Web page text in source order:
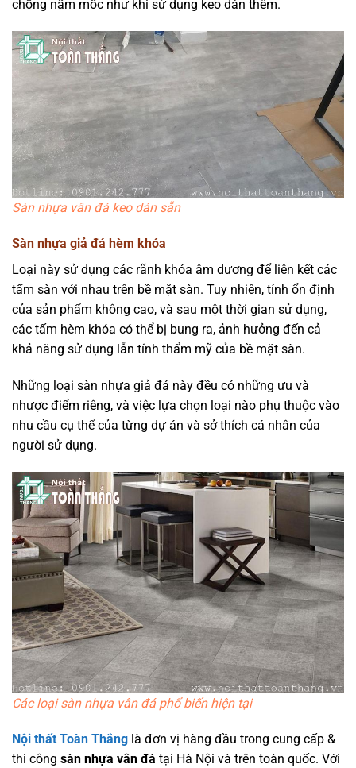
chống nấm mốc như khi sử dụng keo dán thêm.
Sàn nhựa vân đá keo dán sẵn
Sàn nhựa giả đá hèm khóa
Loại này sử dụng các rãnh khóa âm dương để liên kết các
tấm sàn với nhau trên bề mặt sàn. Tuy nhiên, tính ổn định
của sản phẩm không cao, và sau một thời gian sử dụng,
các tấm hèm khóa có thể bị bung ra, ảnh hưởng đến cả
khả năng sử dụng lẫn tính thẩm mỹ của bề mặt sàn.
Những loại sàn nhựa giả đá này đều có những ưu và
nhược điểm riêng, và việc lựa chọn loại nào phụ thuộc vào
nhu cầu cụ thể của từng dự án và sở thích cá nhân của
người sử dụng.
Các loại sàn nhựa vân đá phổ biến hiện tại
Nội thất Toàn Thắng là đơn vị hàng đầu trong cung cấp &
thi công sàn nhựa vân đá tại Hà Nội và trên toàn quốc. Với